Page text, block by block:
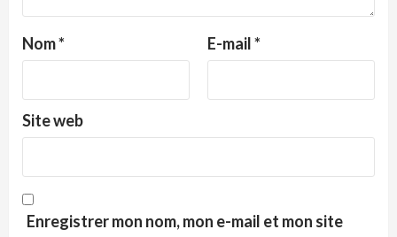
Nom* E-mail*
Site web
Enregistrer mon nom, mon e-mail et mon site